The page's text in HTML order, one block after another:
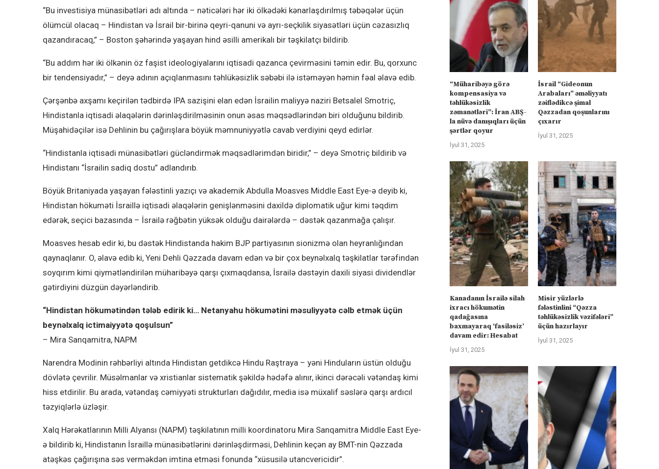
“Bu investisiya münasibətləri adı altında – nəticələri hər iki ölkədəki kənarlaşdırılmış təbəqələr üçün
ölümcül olacaq – Hindistan və İsrail bir-birinə qeyri-qanuni və ayrı-seçkilik siyasətləri üçün cəzasızlıq
qazandıracaq,” – Boston şəhərində yaşayan hind əsilli amerikalı bir təşkilatçı bildirib.
“Bu addım hər iki ölkənin öz faşist ideologiyalarını iqtisadi qazanca çevirməsini təmin edir. Bu, qorxunc
bir tendensiyadır,” – deyə adının açıqlanmasını təhlükəsizlik səbəbi ilə istəməyən həmin fəal əlavə edib.
Çərşənbə axşamı keçirilən tədbirdə IPA sazişini elan edən İsrailin maliyyə naziri Betsalel Smotriç,
Hindistanla iqtisadi əlaqələrin dərinləşdirilməsinin onun əsas məqsədlərindən biri olduğunu bildirib.
Müşahidəçilər isə Dehlinin bu çağırışlara böyük məmnuniyyətlə cavab verdiyini qeyd edirlər.
“Hindistanla iqtisadi münasibətləri gücləndirmək məqsədlərimdən biridir,” – deyə Smotriç bildirib və
Hindistanı “İsrailin sadiq dostu” adlandırıb.
Böyük Britaniyada yaşayan fələstinli yazıçı və akademik Abdulla Moasves Middle East Eye-ə deyib ki,
Hindistan hökuməti İsraillə iqtisadi əlaqələrin genişlənməsini daxildə diplomatik uğur kimi təqdim
edərək, seçici bazasında – İsrailə rəğbətin yüksək olduğu dairələrdə – dəstək qazanmağa çalışır.
Moasves hesab edir ki, bu dəstək Hindistanda hakim BJP partiyasının sionizmə olan heyranlığından
qaynaqlanır. O, əlavə edib ki, Yeni Dehli Qəzzada davam edən və bir çox beynəlxalq təşkilatlar tərəfindən
soyqırım kimi qiymətləndirilən müharibəyə qarşı çıxmaqdansa, İsrailə dəstəyin daxili siyasi dividendlər
gətirdiyini düzgün dəyərləndirib.
“Hindistan hökumətindən tələb edirik ki… Netanyahu hökumətini məsuliyyətə cəlb etmək üçün
beynəlxalq ictimaiyyətə qoşulsun”
– Mira Sanqamitra, NAPM
Narendra Modinin rəhbərliyi altında Hindistan getdikcə Hindu Raştraya – yəni Hinduların üstün olduğu
dövlətə çevrilir. Müsəlmanlar və xristianlar sistematik şəkildə hədəfə alınır, ikinci dərəcəli vətəndaş kimi
hiss etdirilir. Bu arada, vətəndaş cəmiyyəti strukturları dağıdılır, media isə müxalif səslərə qarşı ardıcıl
təzyiqlərlə üzləşir.
Xalq Hərəkatlarının Milli Alyansı (NAPM) təşkilatının milli koordinatoru Mira Sanqamitra Middle East Eye-
ə bildirib ki, Hindistanın İsraillə münasibətlərini dərinləşdirməsi, Dehlinin keçən ay BMT-nin Qəzzada
atəşkəs çağırışına səs verməkdən imtina etməsi fonunda “xüsusilə utancvericidir”.
“Müharibəyə görə
kompensasiya və
təhlükəsizlik
zəmanətləri”: İran ABŞ-
la nüvə danışıqları üçün
şərtlər qoyur
İyul 31, 2025
İsrail “Gideonun
Arabaları” əməliyyatı
zəiflədikcə şimal
Qəzzadan qoşunlarını
çıxarır
İyul 31, 2025
Kanadanın İsrailə silah
ixracı hökumətin
qadağasına
baxmayaraq ‘fasiləsiz’
davam edir: Hesabat
İyul 31, 2025
Misir yüzlərlə
fələstinlini “Qəzza
təhlükəsizlik vəzifələri”
üçün hazırlayır
İyul 31, 2025